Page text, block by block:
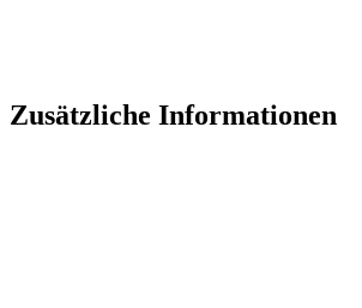
Zusätzliche Informationen